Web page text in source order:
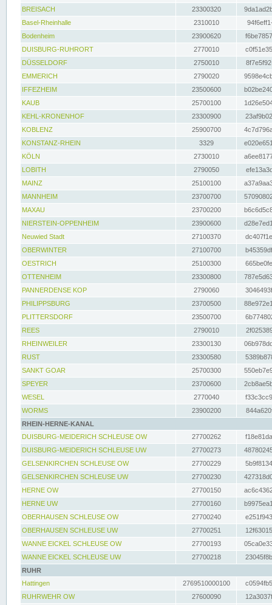
BREISACH
23300320
Basel-Rheinhalle
2310010
Bodenheim
23900620
DUISBURG-RUHRORT
2770010
DÜSSELDORF
2750010
EMMERICH
2790020
IFFEZHEIM
23500600
KAUB
25700100
KEHL-KRONENHOF
23300900
KOBLENZ
25900700
KONSTANZ-RHEIN
3329
KÖLN
2730010
LOBITH
2790050
MAINZ
25100100
MANNHEIM
23700700
MAXAU
23700200
NIERSTEIN-OPPENHEIM
23900600
Neuwied Stadt
27100370
OBERWINTER
27100700
OESTRICH
25100300
OTTENHEIM
23300800
PANNERDENSE KOP
2790060
PHILIPPSBURG
23700500
PLITTERSDORF
23500700
REES
2790010
RHEINWEILER
23300130
RUST
23300580
SANKT GOAR
25700300
SPEYER
23700600
WESEL
2770040
WORMS
23900200
RHEIN-HERNE-KANAL
DUISBURG-MEIDERICH SCHLEUSE OW
27700262
DUISBURG-MEIDERICH SCHLEUSE UW
27700273
GELSENKIRCHEN SCHLEUSE OW
27700229
GELSENKIRCHEN SCHLEUSE UW
27700230
HERNE OW
27700150
HERNE UW
27700160
OBERHAUSEN SCHLEUSE OW
27700240
OBERHAUSEN SCHLEUSE UW
27700251
WANNE EICKEL SCHLEUSE OW
27700193
WANNE EICKEL SCHLEUSE UW
27700218
RUHR
Hattingen
2769510000100
RUHRWEHR OW
27600090